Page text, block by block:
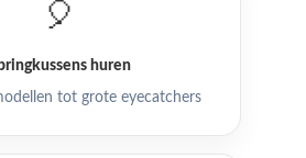
🎈
huren
tot grote eyecatchers